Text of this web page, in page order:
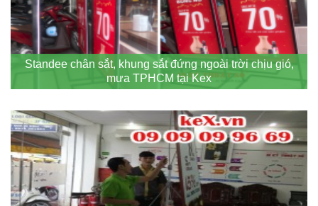
Standee chân sắt, khung sắt đứng ngoài trời chịu gió,
mưa TPHCM tại Kex